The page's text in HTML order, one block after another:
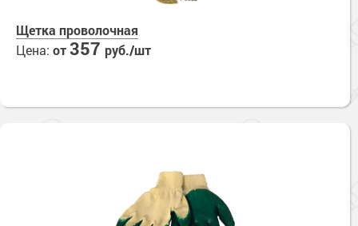
Щетка проволочная
Цена: от357 руб./шт